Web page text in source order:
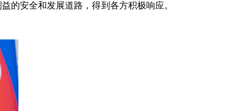
的安全和发展道路，得到各方积极响应。